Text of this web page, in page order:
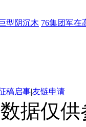
型阴沉木 76集团军在
稿启事|友链申请
据仅